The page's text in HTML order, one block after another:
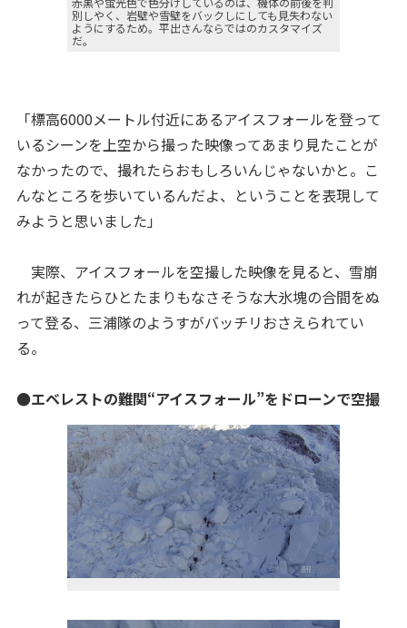
別しやく、岩壁や雪壁をバックしにしても見失わない
ようにするため。平出さんならではのカスタマイズ
だ。
「標高6000メートル付近にあるアイスフォールを登って
いるシーンを上空から撮った映像ってあまり見たことが
なかったので、撮れたらおもしろいんじゃないかと。こ
んなところを歩いているんだよ、ということを表現して
みようと思いました」
実際、アイスフォールを空撮した映像を見ると、雪崩
れが起きたらひとたまりもなさそうな大氷塊の合間をぬ
って登る、三浦隊のようすがバッチリおさえられてい
る。
●エベレストの難関“アイスフォール”をドローンで空撮